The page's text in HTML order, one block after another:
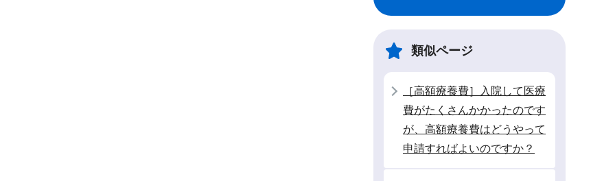
類似ページ
［高額療養費］入院して医療
費がたくさんかかったのです
が、高額療養費はどうやって
申請すればよいのですか？